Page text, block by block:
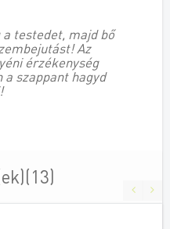
a testedet, majd bő
Az
érzékenység
szappant hagyd